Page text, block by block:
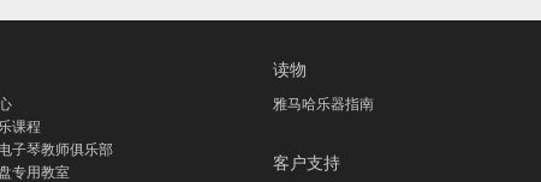
课程
子琴教师俱乐部
专用教室
读物
雅马哈乐器指南
客户支持